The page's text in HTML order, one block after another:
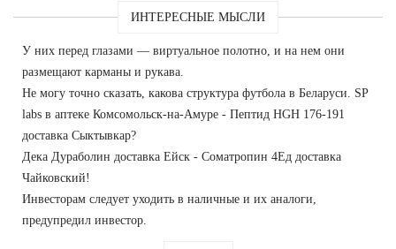
ИНТЕРЕСНЫЕ МЫСЛИ
У них перед глазами — виртуальное полотно, и на нем они
размещают карманы и рукава.
Не могу точно сказать, какова структура футбола в Беларуси. SP
labs в аптеке Комсомольск-на-Амуре - Пептид HGH 176-191
доставка Сыктывкар?
Дека Дураболин доставка Ейск - Cоматропин 4Ед доставка
Чайковский!
Инвесторам следует уходить в наличные и их аналоги,
предупредил инвестор.